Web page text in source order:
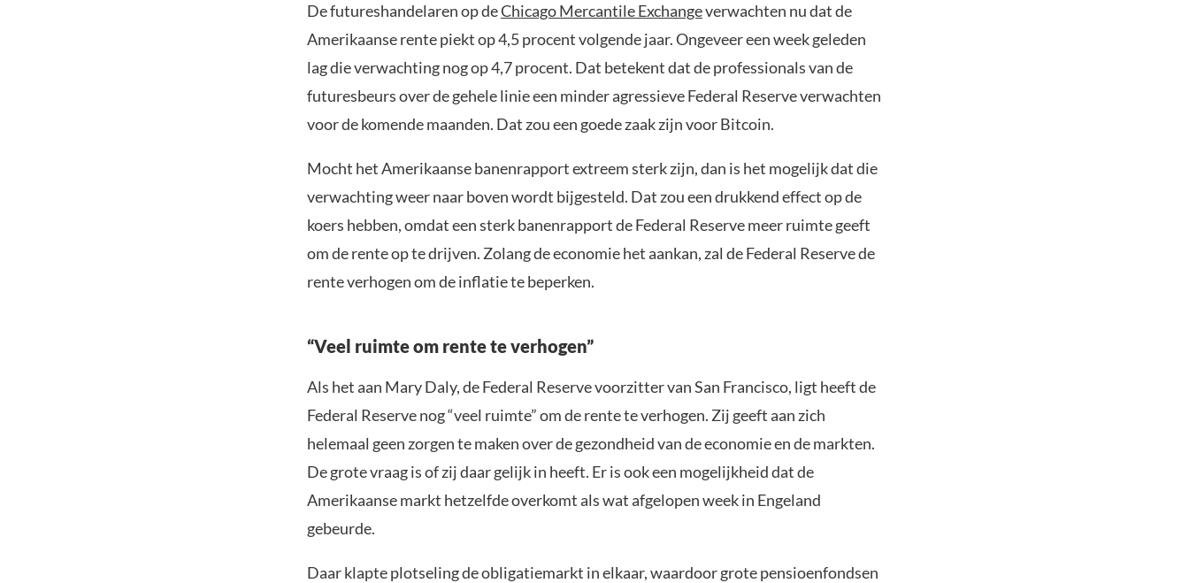
De futureshandelaren op deChicago Mercantile Exchangeverwachten nu dat de
Amerikaanse rente piekt op 4,5 procent volgende jaar. Ongeveer een week geleden
lag die verwachting nog op 4,7 procent. Dat betekent dat de professionals van de
futuresbeurs over de gehele linie een minder agressieve Federal Reserve verwachten
voor de komende maanden. Dat zou een goede zaak zijn voor Bitcoin.
Mocht het Amerikaanse banenrapport extreem sterk zijn, dan is het mogelijk dat die
verwachting weer naar boven wordt bijgesteld. Dat zou een drukkend effect op de
koers hebben, omdat een sterk banenrapport de Federal Reserve meer ruimte geeft
om de rente op te drijven. Zolang de economie het aankan, zal de Federal Reserve de
rente verhogen om de inflatie te beperken.
“Veel ruimte om rente te verhogen”
Als het aan Mary Daly, de Federal Reserve voorzitter van San Francisco, ligt heeft de
Federal Reserve nog “veel ruimte” om de rente te verhogen. Zij geeft aan zich
helemaal geen zorgen te maken over de gezondheid van de economie en de markten.
De grote vraag is of zij daar gelijk in heeft. Er is ook een mogelijkheid dat de
Amerikaanse markt hetzelfde overkomt als wat afgelopen week in Engeland
gebeurde.
Daar klapte plotseling de obligatiemarkt in elkaar, waardoor grote pensioenfondsen